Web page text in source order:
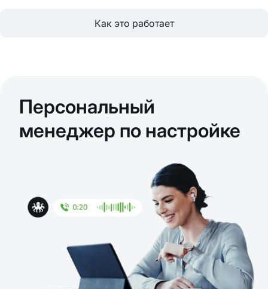
Как это работает
Персональный
менеджер по настройке